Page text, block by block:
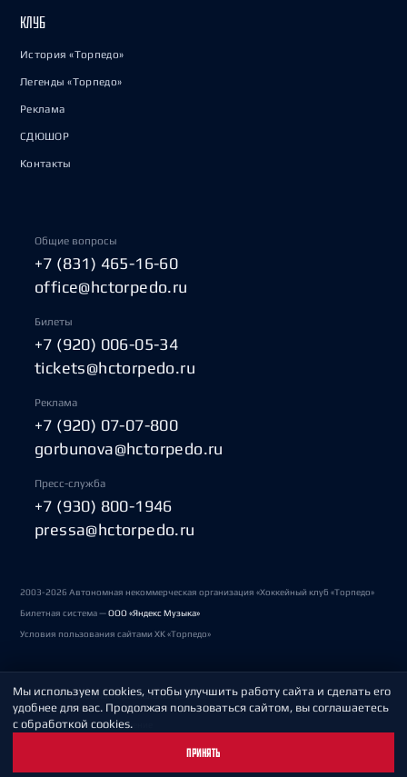
КЛУБ
История «Торпедо»
Легенды «Торпедо»
Реклама
СДЮШОР
Контакты
Общие вопросы
+7 (831) 465-16-60
office@hctorpedo.ru
Билеты
+7 (920) 006-05-34
tickets@hctorpedo.ru
Реклама
+7 (920) 07-07-800
gorbunova@hctorpedo.ru
Пресс-служба
+7 (930) 800-1946
pressa@hctorpedo.ru
2003-2026 Автономная некоммерческая организация «Хоккейный клуб «Торпедо»
Билетная система —ООО «Яндекс Музыка»
Условия пользования сайтами ХК «Торпедо»
Политика обработки персональных данных
Пользовательское соглашение
Мы используем cookies, чтобы улучшить работу сайта и сделать его
удобнее для вас. Продолжая пользоваться сайтом, вы соглашаетесь
с обработкой cookies.
ПРИНЯТЬ